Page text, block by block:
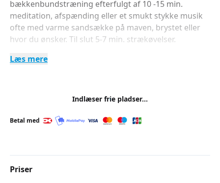
bækkenbundstræning efterfulgt af 10 -15 min.
meditation, afspænding eller et smukt stykke musik
ofte med varme sandsække på maven, brystet eller
hvor du ønsker. Til slut 5-7 min. strækøvelser.
Mød op i tøj du kan bevæge dig i, bare tær eller
fællesskab på holdet og vi er gode til at tage imod
mig til at se dig.
Læs mere
Indlæser frie pladser...
Betal med
Priser